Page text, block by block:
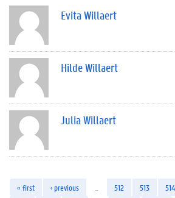
Evita Willaert
Hilde Willaert
Julia Willaert
« first ‹ previous 512 513 514